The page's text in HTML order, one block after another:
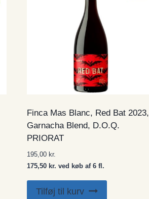
Finca Mas Blanc, Red Bat 2023,
Garnacha Blend, D.O.Q.
PRIORAT
195,00 kr.
175,50 kr. ved køb af 6 fl.
Tilføj til kurv